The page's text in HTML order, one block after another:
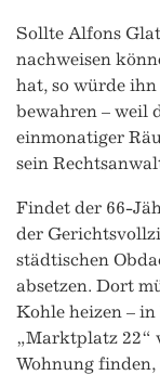
Sollte Alfons
nachweisen
hat, so würde
bewahren – weil
einmonatiger
sein
Findet der 66-
der
städtischen
absetzen. Dort
Kohle heizen –
„Marktplatz 22“
Wohnung